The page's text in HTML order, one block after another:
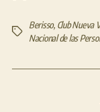
Etiquetas
Berisso, Club Nueva
Nacional de las